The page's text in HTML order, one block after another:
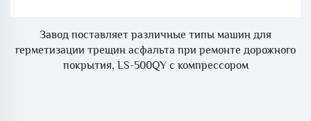
Завод поставляет различные типы машин для
герметизации трещин асфальта при ремонте дорожного
покрытия, LS-500QY с компрессором